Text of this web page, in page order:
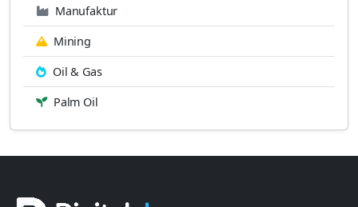
Manufaktur
Mining
Oil & Gas
Palm Oil